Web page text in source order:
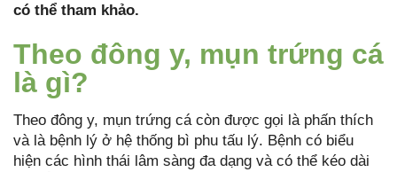
có thể tham khảo.
Theo đông y, mụn trứng cá
là gì?
Theo đông y, mụn trứng cá còn được gọi là phấn thích
và là bệnh lý ở hệ thống bì phu tấu lý. Bệnh có biểu
hiện các hình thái lâm sàng đa dạng và có thể kéo dài